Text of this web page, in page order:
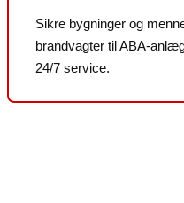
Sikre bygninger og
brandvagter til ABA-
24/7 service.